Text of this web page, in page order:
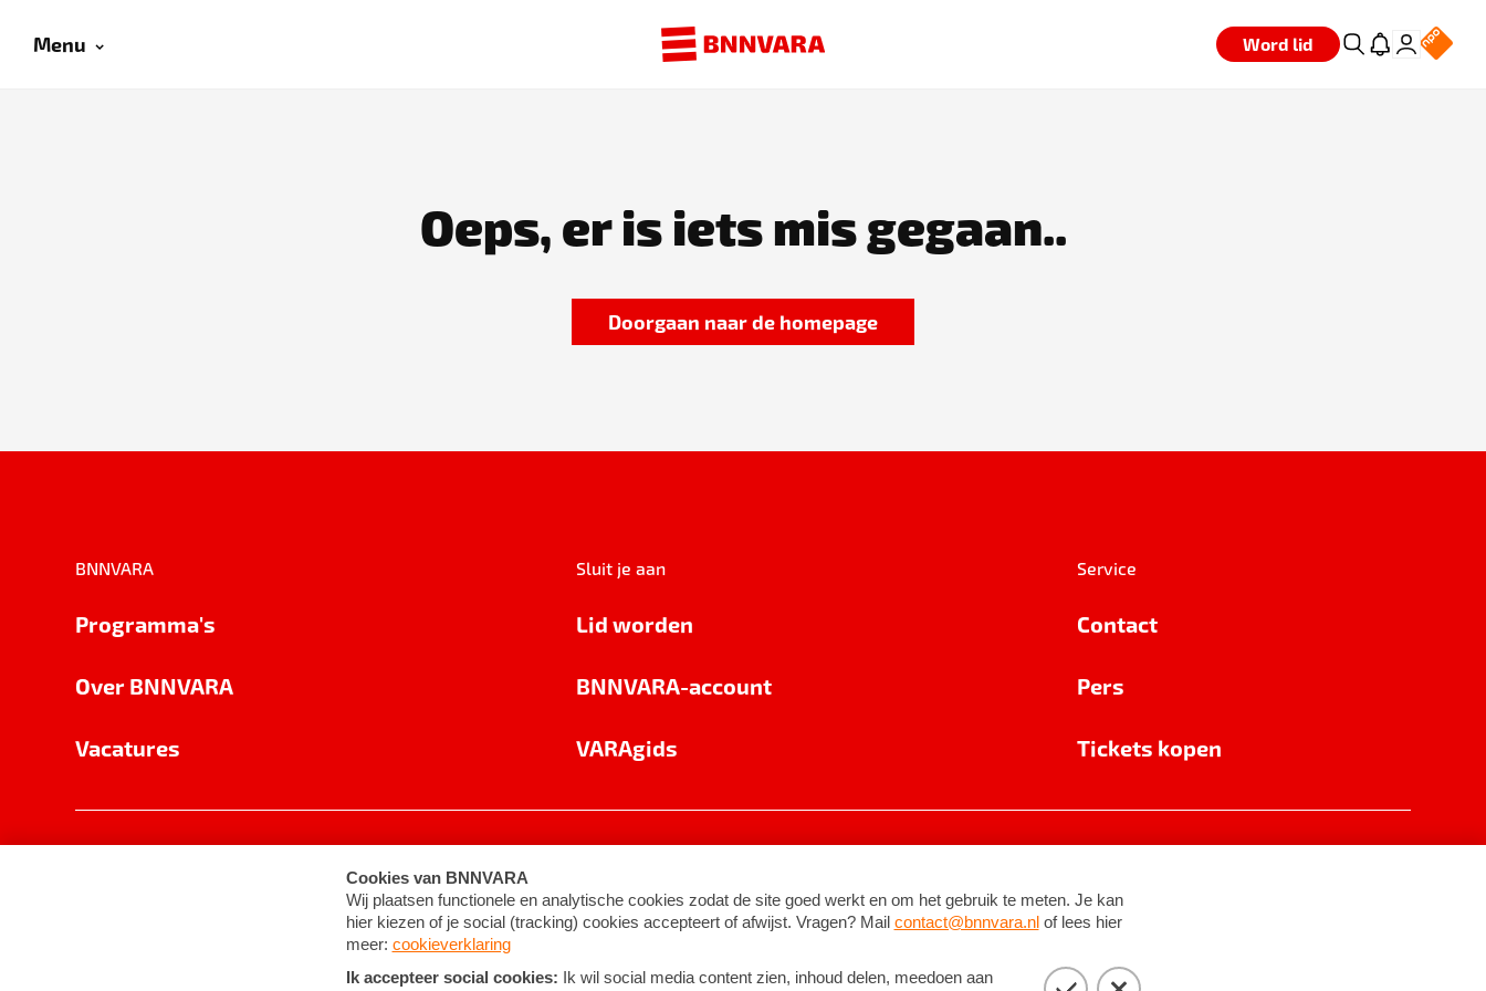
Menu Word lid
Oeps, er is iets mis gegaan..
Doorgaan naar de homepage
BNNVARA
Programma's
Over BNNVARA
Vacatures
Sluit je aan
Lid worden
BNNVARA-account
VARAgids
Service
Contact
Pers
Tickets kopen
Cookie-instellingen Algemene voorwaarden ©2026BNNVARA